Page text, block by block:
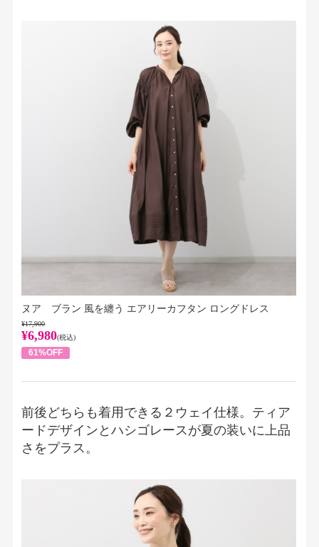
ヌア ブラン 風を纏う エアリーカフタン ロングドレス
¥17,900
¥6,980(税込)
61%OFF
前後どちらも着用できる２ウェイ仕様。ティア
ードデザインとハシゴレースが夏の装いに上品
さをプラス。